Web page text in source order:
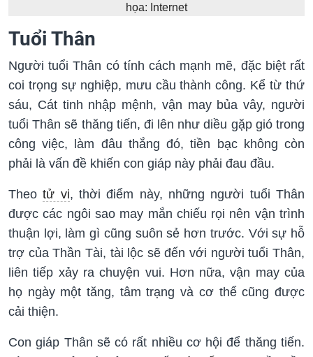
họa: Internet
Tuổi Thân
Người tuổi Thân có tính cách mạnh mẽ, đặc biệt rất
coi trọng sự nghiệp, mưu cầu thành công. Kể từ thứ
sáu, Cát tinh nhập mệnh, vận may bủa vây, người
tuổi Thân sẽ thăng tiến, đi lên như diều gặp gió trong
công việc, làm đâu thắng đó, tiền bạc không còn
phải là vấn đề khiến con giáp này phải đau đầu.
Theotử vi, thời điểm này, những người tuổi Thân
được các ngôi sao may mắn chiếu rọi nên vận trình
thuận lợi, làm gì cũng suôn sẻ hơn trước. Với sự hỗ
trợ của Thần Tài, tài lộc sẽ đến với người tuổi Thân,
liên tiếp xảy ra chuyện vui. Hơn nữa, vận may của
họ ngày một tăng, tâm trạng và cơ thể cũng được
cải thiện.
Con giáp Thân sẽ có rất nhiều cơ hội để thăng tiến.